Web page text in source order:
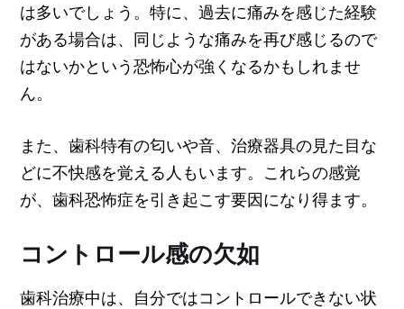
は多いでしょう。特に、過去に痛みを感じた経験
がある場合は、同じような痛みを再び感じるので
はないかという恐怖心が強くなるかもしれませ
ん。
また、歯科特有の匂いや音、治療器具の見た目な
どに不快感を覚える人もいます。これらの感覚
が、歯科恐怖症を引き起こす要因になり得ます。
コントロール感の欠如
歯科治療中は、自分ではコントロールできない状